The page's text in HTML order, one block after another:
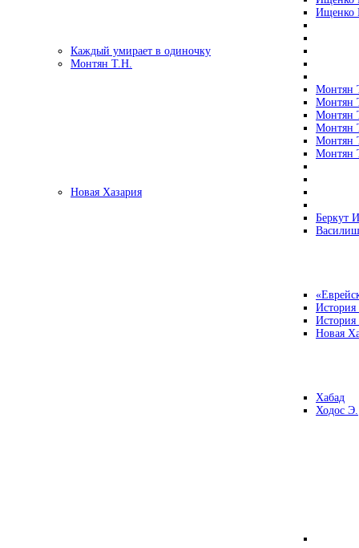
Ищенко
Каждый умирает в одиночку
Монтян Т.Н.
Монтян
Монтян
Монтян
Монтян
Монтян
Монтян
Новая Хазария
Беркут
Новая
Хабад
Ходос Э.